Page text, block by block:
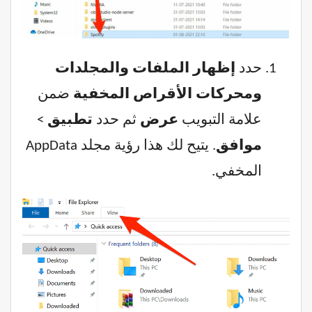
حدد
إظهار الملفات والمجلدات
ومحركات الأقراص المخفية ضمن
علامة التبويب عرض ثم حدد تطبيق >
موافق
. يتيح لك هذا رؤية مجلد AppData
المخفي.